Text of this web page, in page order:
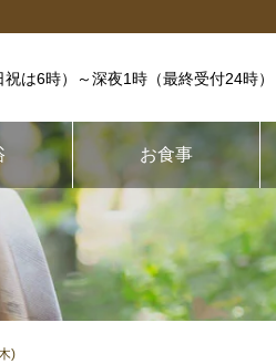
は6時） ～深夜1時（最終受付24時）
お食事
)